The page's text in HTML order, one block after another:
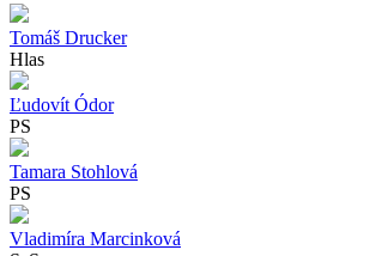
Tomáš Drucker
Hlas
Ľudovít Ódor
PS
Tamara Stohlová
PS
Vladimíra Marcinková